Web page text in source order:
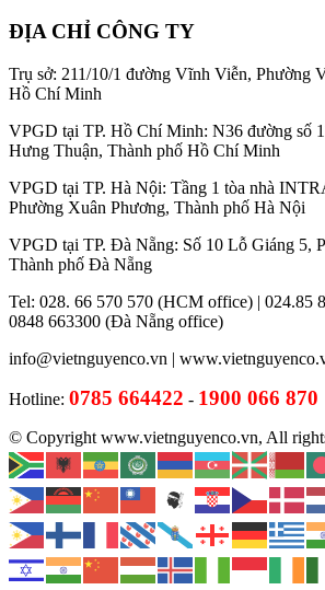
ĐỊA CHỈ CÔNG TY
Trụ sở: 211/10/1 đường Vĩnh Viễn, Phường
Hồ Chí Minh
VPGD tại TP. Hồ Chí Minh: N36 đường số
Hưng Thuận, Thành phố Hồ Chí Minh
VPGD tại TP. Hà Nội: Tầng 1 tòa nhà
Phường Xuân Phương, Thành phố Hà Nội
VPGD tại TP. Đà Nẵng: Số 10 Lỗ Giáng 5,
Thành phố Đà Nẵng
Tel: 028. 66 570 570 (HCM office) | 024.85
0848 663300 (Đà Nẵng office)
info@vietnguyenco.vn |
Hotline: 0785 664422 - 1900 066 870
© Copyright www.vietnguyenco.vn, All